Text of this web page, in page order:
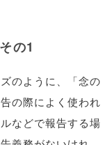
の1
のように、「念の
の際によく使われ
などで報告する場